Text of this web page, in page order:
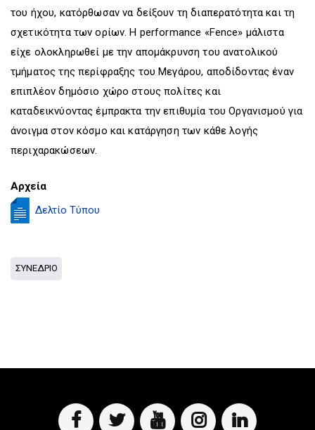
του ήχου, κατόρθωσαν να δείξουν τη διαπερατότητα και τη
σχετικότητα των ορίων. Η performance «Fence» μάλιστα
είχε ολοκληρωθεί με την απομάκρυνση του ανατολικού
τμήματος της περίφραξης του Μεγάρου, αποδίδοντας έναν
επιπλέον δημόσιο χώρο στους πολίτες και
καταδεικνύοντας έμπρακτα την επιθυμία του Οργανισμού για
άνοιγμα στον κόσμο και κατάργηση των κάθε λογής
περιχαρακώσεων.
Αρχεία
Δελτίο Τύπου
ΣΥΝΕΔΡΙΟ